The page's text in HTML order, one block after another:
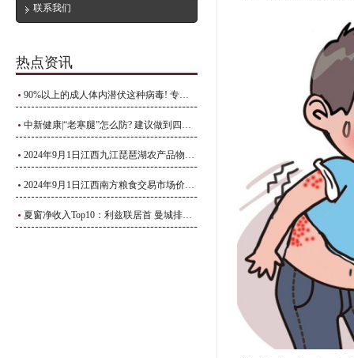
联系我们
热点资讯
90%以上的成人体内潜伏这种病毒! 专家呼吁: 50岁以上人群尽早接种疫苗预防
中新健康|“老寒腿”怎么防? 建议做到四个“早”!
2024年9月1日江西九江琵琶湖农产品物流有限公司价格行情
2024年9月1日江西南方粮食交易市场价格行情
夏窗净收入Top10：利兹联居首 曼城排名第2